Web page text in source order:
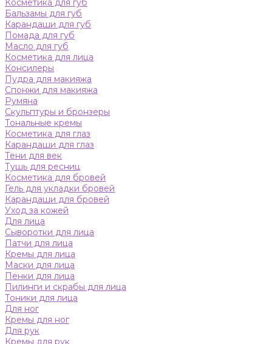
Косметика для губ
Бальзамы для губ
Карандаши для губ
Помада для губ
Масло для губ
Косметика для лица
Консилеры
Пудра для макияжа
Спонжи для макияжа
Румяна
Скульптуры и бронзеры
Тональные кремы
Косметика для глаз
Карандаши для глаз
Тени для век
Тушь для ресниц
Косметика для бровей
Гель для укладки бровей
Карандаши для бровей
Уход за кожей
Для лица
Сыворотки для лица
Патчи для лица
Кремы для лица
Маски для лица
Пенки для лица
Пилинги и скрабы для лица
Тоники для лица
Для ног
Кремы для ног
Для рук
Кремы для рук